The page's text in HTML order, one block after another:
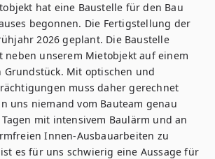
hat eine Baustelle für den Bau
begonnen. Die Fertigstellung der
2026 geplant. Die Baustelle
neben unserem Mietobjekt auf einem
Mit optischen und
muss daher gerechnet
uns niemand vom Bauteam genau
mit intensivem Baulärm und an
Innen-Ausbauarbeiten zu
es für uns schwierig eine Aussage für